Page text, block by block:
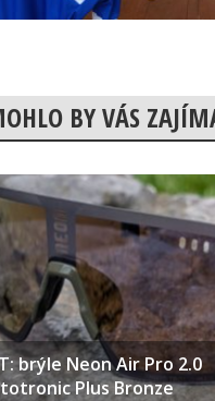
BY VÁS
brýle Neon Air Pro 2.0
Plus Bronze